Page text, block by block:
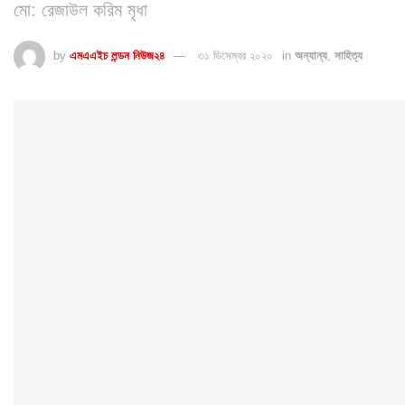
মো: রেজাউল করিম মৃধা
by এমএএইচ লন্ডন নিউজ২৪ ৩১ ডিসেম্বর ২০২০ in অন্যান্য সাহিত্য